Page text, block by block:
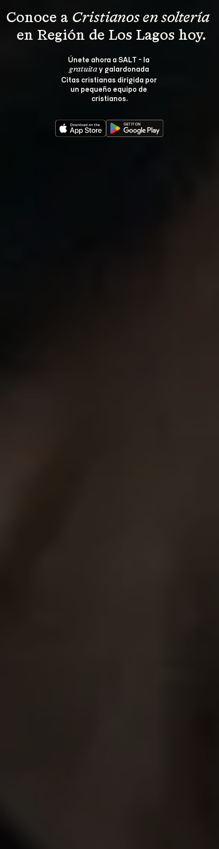
Conoce a Cristianos en soltería
en Región de Los Lagos hoy.
Únete ahora a SALT - la
gratuita y galardonada
Citas cristianas dirigida por
un pequeño equipo de
cristianos.